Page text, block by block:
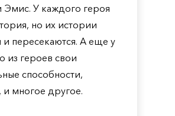
Эмис. У каждого героя
но их истории
и пересекаются. А еще у
из героев свои
способности,
и многое другое.